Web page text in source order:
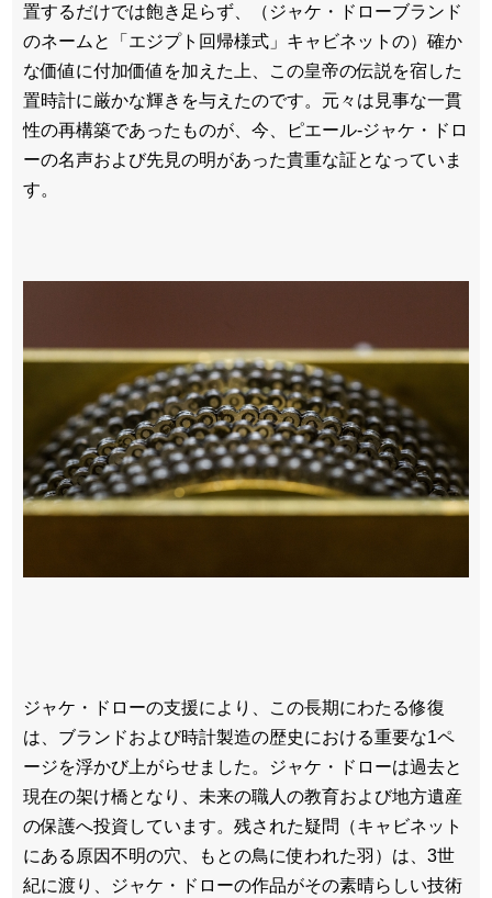
置するだけでは飽き足らず、（ジャケ・ドローブランド
のネームと「エジプト回帰様式」キャビネットの）確か
な価値に付加価値を加えた上、この皇帝の伝説を宿した
置時計に厳かな輝きを与えたのです。元々は見事な一貫
性の再構築であったものが、今、ピエール-ジャケ・ドロ
ーの名声および先見の明があった貴重な証となっていま
す。
ジャケ・ドローの支援により、この長期にわたる修復
は、ブランドおよび時計製造の歴史における重要な1ペ
ージを浮かび上がらせました。ジャケ・ドローは過去と
現在の架け橋となり、未来の職人の教育および地方遺産
の保護へ投資しています。残された疑問（キャビネット
にある原因不明の穴、もとの鳥に使われた羽）は、3世
紀に渡り、ジャケ・ドローの作品がその素晴らしい技術